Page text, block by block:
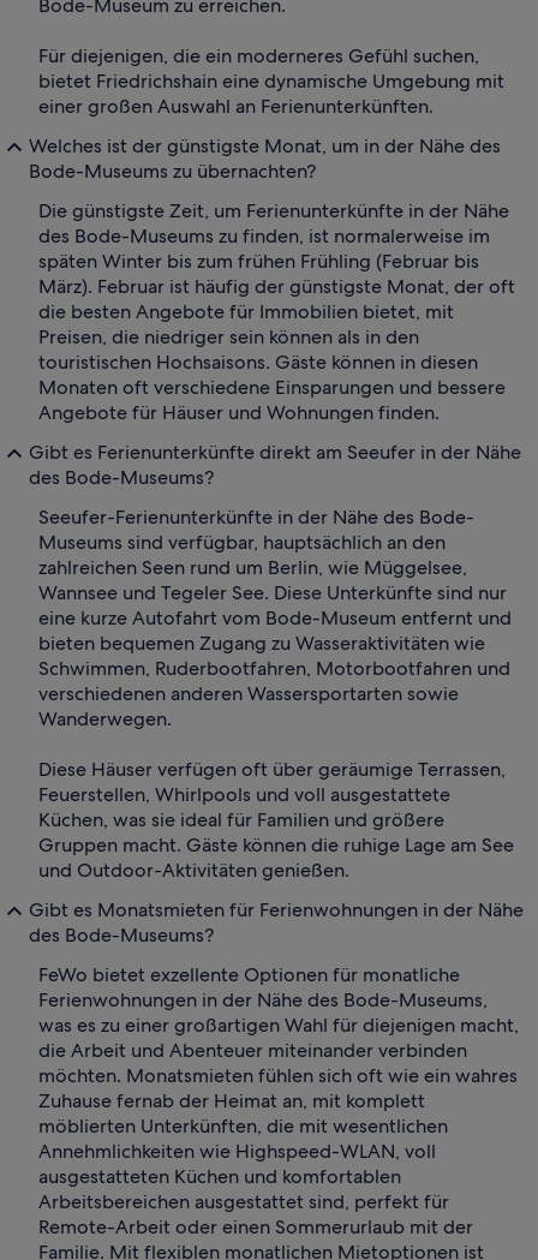
Bode-Museum zu erreichen.
Für diejenigen, die ein moderneres Gefühl suchen,
bietet Friedrichshain eine dynamische Umgebung mit
einer großen Auswahl an Ferienunterkünften.
Welches ist der günstigste Monat, um in der Nähe des
Bode-Museums zu übernachten?
Die günstigste Zeit, um Ferienunterkünfte in der Nähe
des Bode-Museums zu finden, ist normalerweise im
späten Winter bis zum frühen Frühling (Februar bis
März). Februar ist häufig der günstigste Monat, der oft
die besten Angebote für Immobilien bietet, mit
Preisen, die niedriger sein können als in den
touristischen Hochsaisons. Gäste können in diesen
Monaten oft verschiedene Einsparungen und bessere
Angebote für Häuser und Wohnungen finden.
Gibt es Ferienunterkünfte direkt am Seeufer in der Nähe
des Bode-Museums?
Seeufer-Ferienunterkünfte in der Nähe des Bode-
Museums sind verfügbar, hauptsächlich an den
zahlreichen Seen rund um Berlin, wie Müggelsee,
Wannsee und Tegeler See. Diese Unterkünfte sind nur
eine kurze Autofahrt vom Bode-Museum entfernt und
bieten bequemen Zugang zu Wasseraktivitäten wie
Schwimmen, Ruderbootfahren, Motorbootfahren und
verschiedenen anderen Wassersportarten sowie
Wanderwegen.
Diese Häuser verfügen oft über geräumige Terrassen,
Feuerstellen, Whirlpools und voll ausgestattete
Küchen, was sie ideal für Familien und größere
Gruppen macht. Gäste können die ruhige Lage am See
und Outdoor-Aktivitäten genießen.
Gibt es Monatsmieten für Ferienwohnungen in der Nähe
des Bode-Museums?
FeWo bietet exzellente Optionen für monatliche
Ferienwohnungen in der Nähe des Bode-Museums,
was es zu einer großartigen Wahl für diejenigen macht,
die Arbeit und Abenteuer miteinander verbinden
möchten. Monatsmieten fühlen sich oft wie ein wahres
Zuhause fernab der Heimat an, mit komplett
möblierten Unterkünften, die mit wesentlichen
Annehmlichkeiten wie Highspeed-WLAN, voll
ausgestatteten Küchen und komfortablen
Arbeitsbereichen ausgestattet sind, perfekt für
Remote-Arbeit oder einen Sommerurlaub mit der
Familie. Mit flexiblen monatlichen Mietoptionen ist